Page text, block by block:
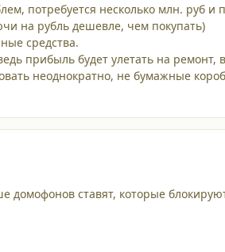
потребуется несколько млн. руб и
на рубль дешевле, чем покупать)
средства.
прибыль будет улетать на
неоднократно, не бумажные
домофонов ставят, которые